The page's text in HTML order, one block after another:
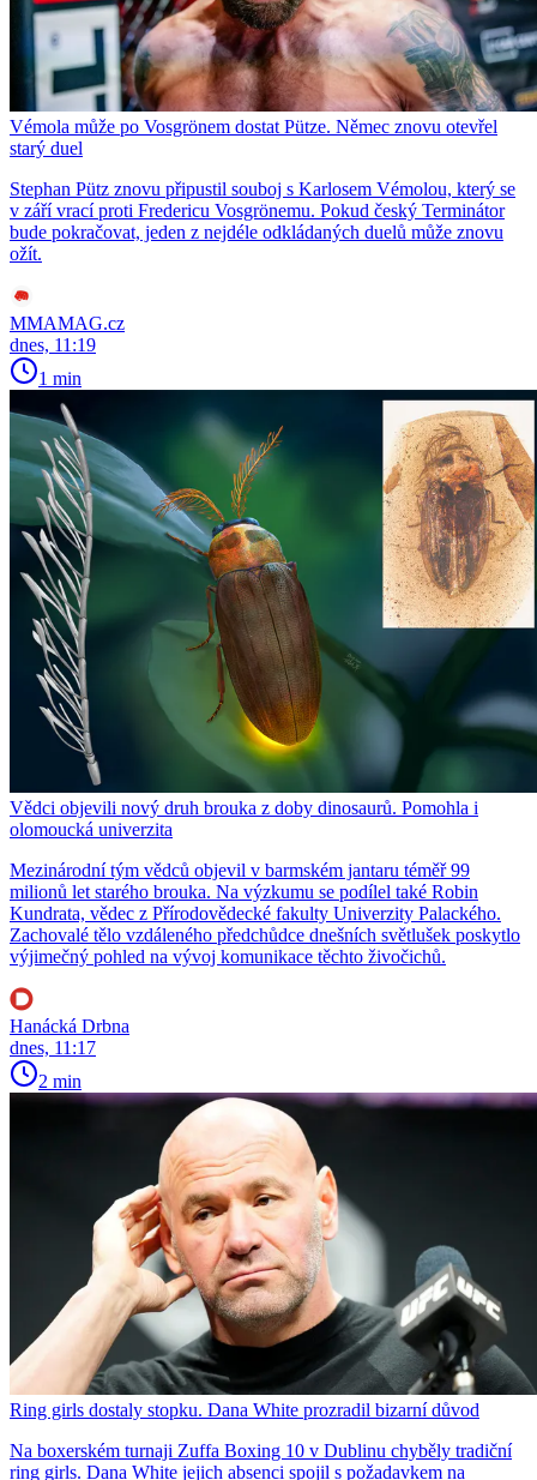
Vémola může po Vosgrönem dostat Pütze. Němec znovu otevřel
starý duel
Stephan Pütz znovu připustil souboj s Karlosem Vémolou, který se
v září vrací proti Fredericu Vosgrönemu. Pokud český Terminátor
bude pokračovat, jeden z nejdéle odkládaných duelů může znovu
ožít.
MMAMAG.cz
dnes, 11:19
1 min
Vědci objevili nový druh brouka z doby dinosaurů. Pomohla i
olomoucká univerzita
Mezinárodní tým vědců objevil v barmském jantaru téměř 99
milionů let starého brouka. Na výzkumu se podílel také Robin
Kundrata, vědec z Přírodovědecké fakulty Univerzity Palackého.
Zachovalé tělo vzdáleného předchůdce dnešních světlušek poskytlo
výjimečný pohled na vývoj komunikace těchto živočichů.
Hanácká Drbna
dnes, 11:17
2 min
Ring girls dostaly stopku. Dana White prozradil bizarní důvod
Na boxerském turnaji Zuffa Boxing 10 v Dublinu chyběly tradiční
ring girls. Dana White jejich absenci spojil s požadavkem na